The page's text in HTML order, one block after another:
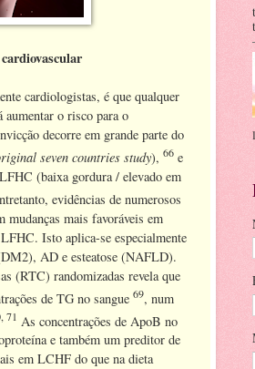
cardiologistas, é que qualquer
o risco para o
decorre em grande parte do
seven countries study), 66 e
(baixa gordura / elevado em
evidências de numerosos
mudanças mais favoráveis ​​em
Isto aplica-se especialmente
AD e esteatose (NAFLD).
(RTC) randomizadas revela que
de TG no sangue 69, num
71 As concentrações de ApoB no
e também um preditor de
em LCHF do que na dieta